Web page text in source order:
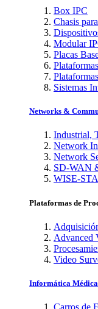
Box IPC
Chasis
Modular
Placas
Sistemas
Networks &
Industrial,
Network
Network
SD-WAN
WISE-
Plataformas de
Advanced
Video
Informática Médica
Carros de